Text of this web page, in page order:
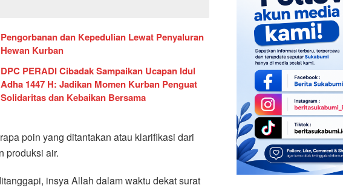
Pengorbanan dan Kepedulian Lewat Penyaluran
Hewan Kurban
DPC PERADI Cibadak Sampaikan Ucapan Idul
Adha 1447 H: Jadikan Momen Kurban Penguat
Solidaritas dan Kebaikan Bersama
poin yang ditantakan atau klarifikasi dari
produksi air.
insya Allah dalam waktu dekat surat